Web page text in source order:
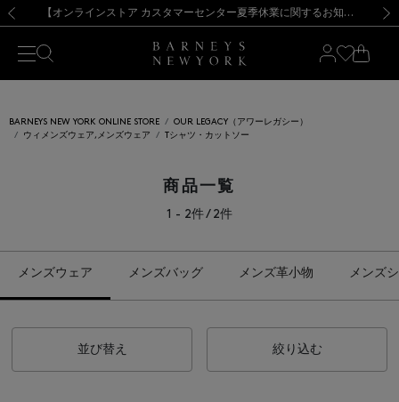
新規登録のお客様も対象！＜MY BARNEYS＞会員のお客様は11,000円（税込）以上のお買上げで常時送料無料！お買い物の際は会員登録を！
【夏季休業に伴う出荷一時停止のお知らせ】(2026.8.7) 【オンラインストア カスタマーセンター夏季休業に関するお知らせ】（2026.8.7）
【夏季休業に伴う返品・交換承り一時停止のお知らせ】（2026.8.5）
熊本県を中心とした地震の影響によるお荷物のお届けについて
【開催中】SUMMER SALEのご案内・ご注意事項 新規登録のお客様も対象！＜MY BARNEYS＞会員のお客様は11,000円（税込）以上のお買上げで常時送料無料！お買い物の際は会員登録を！
【夏季休業に伴う出荷一時停止のお知らせ】(2026.8.7)
BARNEYS NEW YORK ONLINE STORE
OUR LEGACY（アワーレガシー）
ウィメンズウェア,メンズウェア
Tシャツ・カットソー
商品一覧
1 - 2件 / 2件
メンズウェア メンズバッグ メンズ革小物 メンズ
並び替え 絞り込む